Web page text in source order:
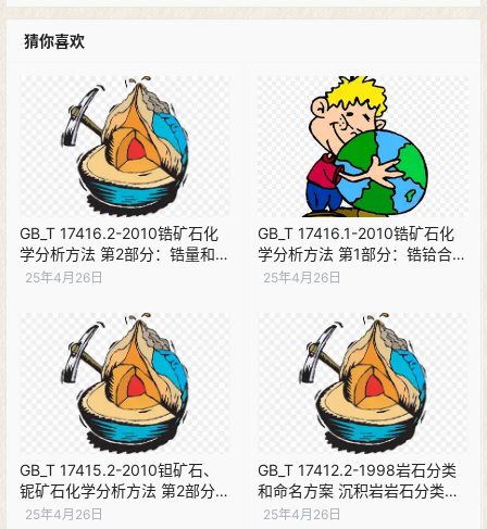
猜你喜欢
GB_T 17416.2-2010锆矿石化
学分析方法 第2部分：锆量和铪
量测定【现行】PDF下载
25年4月26日
GB_T 17416.1-2010锆矿石化
学分析方法 第1部分：锆铪合量
测定【现行】PDF下载
25年4月26日
GB_T 17415.2-2010钽矿石、
铌矿石化学分析方法 第2部分：
铌量测定【现行】PDF下载
25年4月26日
GB_T 17412.2-1998岩石分类
和命名方案 沉积岩岩石分类和
命名方案【现行】PDF下载
25年4月26日